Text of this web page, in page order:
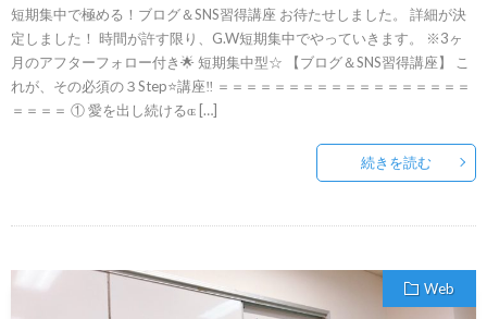
短期集中で極める！ブログ＆SNS習得講座 お待たせしました。 詳細が決
定しました！ 時間が許す限り、G.W短期集中でやっていきます。 ※3ヶ
月のアフターフォロー付き🌟 短期集中型☆ 【ブログ＆SNS習得講座】 こ
れが、その必須の３Step⭐️講座‼️ ＝＝＝＝＝＝＝＝＝＝＝＝＝＝＝＝＝＝
＝＝＝＝ ① 愛を出し続けるɶ […]
続きを読む
Web